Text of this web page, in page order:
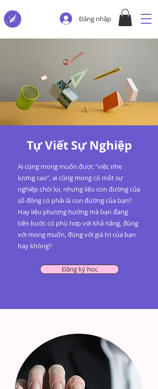
Đăng nhập
Tự Viết Sự Nghiệp
Ai cũng mong muốn được "việc nhẹ
lương cao", ai cũng mong có một sự
nghiệp chói lọi, nhưng liệu con đường của
số đông có phải là con đường của bạn?
Hay liệu phương hướng mà bạn đang
tiến bước có phù hợp với khả năng, đúng
với mong muốn, đúng với giá trị của bạn
hay không?
Đăng ký học